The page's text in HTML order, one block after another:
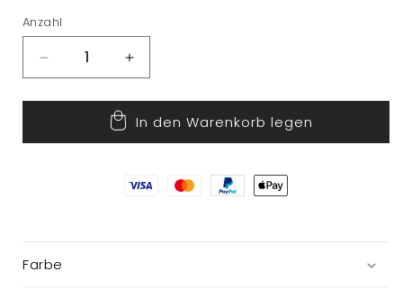
Anzahl
Verringere
die
Menge
Geschenkkarton
Erhöhe
die
Menge
für
Geschenkkarton
In den Warenkorb legen
Farbe